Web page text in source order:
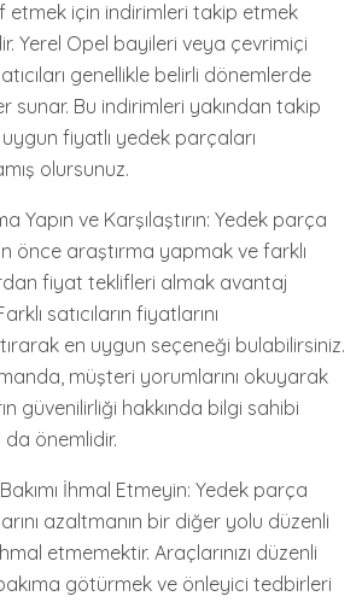
etmek için indirimleri takip etmek
Yerel Opel bayileri veya çevrimiçi
genellikle belirli dönemlerde
sunar. Bu indirimleri yakından takip
fiyatlı yedek parçaları
olursunuz.
Yapın ve Karşılaştırın: Yedek parça
önce araştırma yapmak ve farklı
fiyat teklifleri almak avantaj
satıcıların fiyatlarını
en uygun seçeneği bulabilirsiniz.
müşteri yorumlarını okuyarak
güvenilirliği hakkında bilgi sahibi
da önemlidir.
İhmal Etmeyin: Yedek parça
azaltmanın bir diğer yolu düzenli
etmemektir. Araçlarınızı düzenli
götürmek ve önleyici tedbirleri